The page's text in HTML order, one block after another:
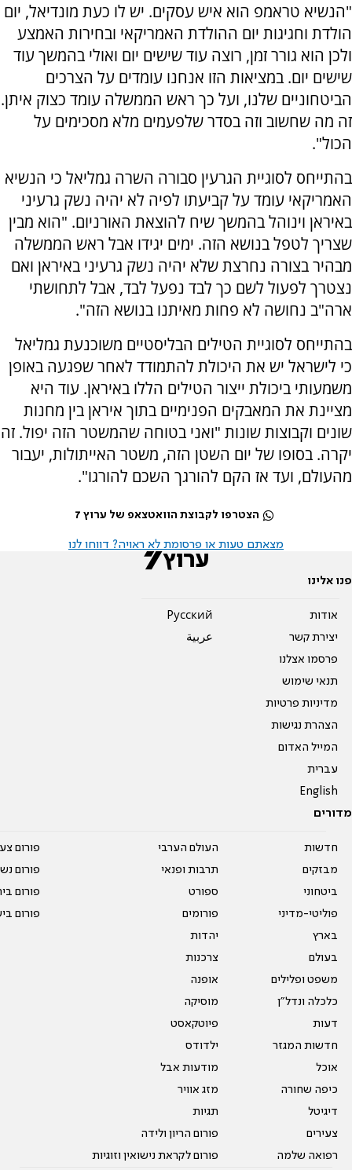
"הנשיא טראמפ הוא איש עסקים. יש לו כעת מונדיאל, יום
הולדת וחגיגות יום ההולדת האמריקאי ובחירות האמצע
ולכן הוא גורר זמן, רוצה עוד שישים יום ואולי בהמשך עוד
שישים יום. במציאות הזו אנחנו עומדים על הצרכים
הביטחוניים שלנו, ועל כך ראש הממשלה עומד כצוק איתן.
זה מה שחשוב וזה בסדר שלפעמים מלא מסכימים על
הכול".
בהתייחס לסוגיית הגרעין סבורה השרה גמליאל כי הנשיא
האמריקאי עומד על קביעתו לפיה לא יהיה נשק גרעיני
באיראן וינוהל בהמשך שיח להוצאת האורניום. "הוא מבין
שצריך לטפל בנושא הזה. ימים יגידו אבל ראש הממשלה
מבהיר בצורה נחרצת שלא יהיה נשק גרעיני באיראן ואם
נצטרך לפעול לשם כך לבד נפעל לבד, אבל לתחושתי
ארה"ב נחושה לא פחות מאיתנו בנושא הזה".
בהתייחס לסוגיית הטילים הבליסטיים משוכנעת גמליאל
כי לישראל יש את היכולת להתמודד לאחר שפגעה באופן
משמעותי ביכולת ייצור הטילים הללו באיראן. עוד היא
מציינת את המאבקים הפנימיים בתוך איראן בין מחנות
שונים וקבוצות שונות "ואני בטוחה שהמשטר הזה יפול. זה
יקרה. בסופו של יום השטן הזה, משטר האייתולות, יעבור
מהעולם, ועד אז הקם להורגך השכם להורגו".
הצטרפו לקבוצת הוואטצאפ של ערוץ 7
מצאתם טעות או פרסומת לא ראויה? דווחו לנו
פנו אלינו
אודות
יצירת קשר
פרסמו אצלנו
תנאי שימוש
מדיניות פרטיות
הצהרת נגישות
המייל האדום
עברית
English
Pусский
عربية
מדורים
חדשות
מבזקים
ביטחוני
פוליטי-מדיני
בארץ
בעולם
משפט ופלילים
כלכלה ונדל"ן
דעות
חדשות המגזר
אוכל
כיפה שחורה
דיגיטל
צעירים
רפואה שלמה
העולם הערבי
תרבות ופנאי
ספורט
פורומים
יהדות
צרכנות
אופנה
מוסיקה
פיוטקאסט
ילדודס
מודעות אבל
מזג אוויר
תגיות
פורום הריון ולידה
פורום לקראת נישואין וזוגיות
פורום
פורום
פורום
פורום